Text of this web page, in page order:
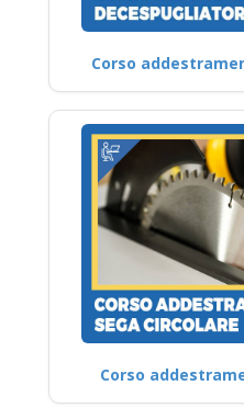
Corso
Corso